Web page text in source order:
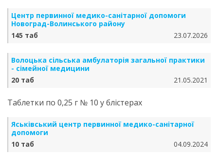
Центр первинної медико-санітарної допомоги
Новоград-Волинського району
145 таб
23.07.2026
Волоцька сільська амбулаторія загальної практики
- сімейної медицини
20 таб
21.05.2021
Таблетки по 0,25 г № 10 у блістерах
Яськівський центр первинної медико-санітарної
допомоги
10 таб
04.09.2024